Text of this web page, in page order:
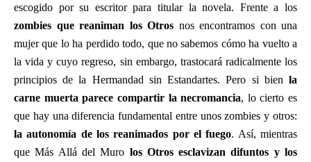
escogido por su escritor para titular la novela. Frente a los
zombies que reaniman los Otros nos encontramos con una
mujer que lo ha perdido todo, que no sabemos cómo ha vuelto a
la vida y cuyo regreso, sin embargo, trastocará radicalmente los
principios de la Hermandad sin Estandartes. Pero si bien la
carne muerta parece compartir la necromancia, lo cierto es
que hay una diferencia fundamental entre unos zombies y otros:
la autonomía de los reanimados por el fuego. Así, mientras
que Más Allá del Muro los Otros esclavizan difuntos y los